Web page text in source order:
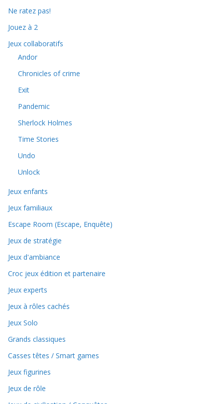
Ne ratez pas!
Jouez à 2
Jeux collaboratifs
Andor
Chronicles of crime
Exit
Pandemic
Sherlock Holmes
Time Stories
Undo
Unlock
Jeux enfants
Jeux familiaux
Escape Room (Escape, Enquête)
Jeux de stratégie
Jeux d'ambiance
Croc jeux édition et partenaire
Jeux experts
Jeux à rôles cachés
Jeux Solo
Grands classiques
Casses têtes / Smart games
Jeux figurines
Jeux de rôle